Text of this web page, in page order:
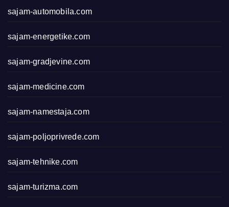
sajam-automobila.com
sajam-energetike.com
sajam-gradjevine.com
sajam-medicine.com
sajam-namestaja.com
sajam-poljoprivrede.com
sajam-tehnike.com
sajam-turizma.com